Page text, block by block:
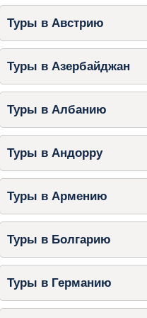
Туры в Австрию
Туры в Азербайджан
Туры в Албанию
Туры в Андорру
Туры в Армению
Туры в Болгарию
Туры в Германию